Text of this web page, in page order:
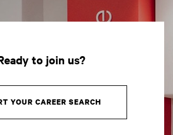
to join us?
YOUR CAREER SEARCH